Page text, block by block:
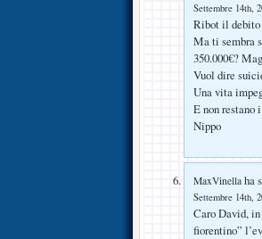
Settembre 14th,
Ribot il debito
Ma ti sembra
350.000€?
Vuol dire
Una vita
E non
Nippo
MaxVinella ha
Settembre 14th,
Caro David,
fiorentino”